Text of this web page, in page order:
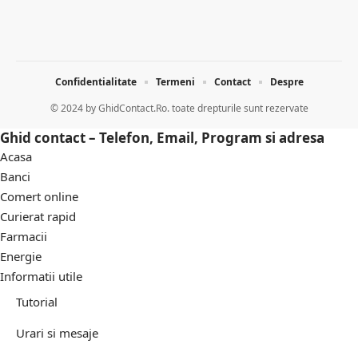
© 2024 byGhidContact.Ro. toate drepturile sunt rezervate
Confidentialitate Termeni Contact Despre
Ghid contact – Telefon, Email, Program si adresa
Acasa
Banci
Comert online
Curierat rapid
Farmacii
Energie
Informatii utile
Tutorial
Urari si mesaje